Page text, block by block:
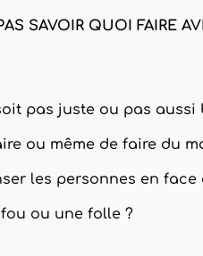
SAVOIR QUOI FAIRE
pas juste ou pas aussi
ou même de faire du
les personnes en face
ou une folle ?